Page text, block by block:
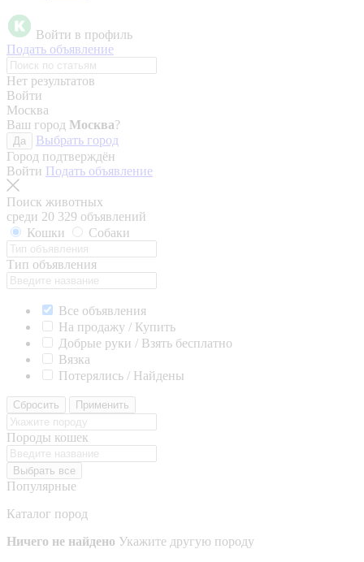
Войти в профиль
Подать объявление
Нет результатов
Войти
Москва
Ваш город Москва?
Да
Выбрать город
Город подтверждён
Войти Подать объявление
Поиск животных
среди 20 329 объявлений
Кошки
Собаки
Тип объявления
Все объявления
На продажу / Купить
Добрые руки / Взять бесплатно
Вязка
Потерялись / Найдены
Сбросить Применить
Породы кошек
Выбрать все
Популярные
Каталог пород
Ничего не найдено Укажите другую породу